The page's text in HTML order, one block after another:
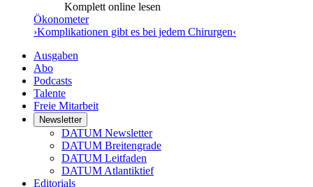
Komplett online lesen
Ökonometer
›Komplikationen gibt es bei jedem Chirurgen‹
Ausgaben
Abo
Podcasts
Talente
Freie Mitarbeit
Newsletter
DATUM Newsletter
DATUM Breitengrade
DATUM Leitfaden
DATUM Atlantiktief
Editorials